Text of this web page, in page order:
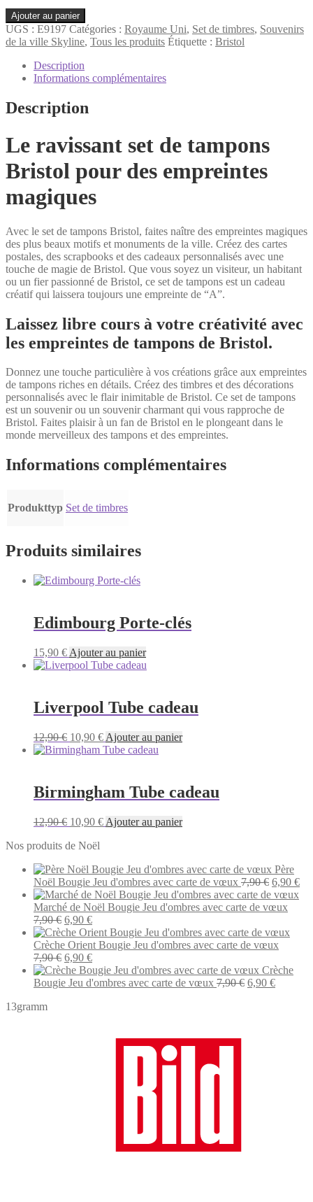
quantité
de
Bristol
timbres
Ajouter au panier
UGS : E9197 Catégories : Royaume Uni, Set de timbres, Souvenirs
de la ville Skyline, Tous les produits Étiquette : Bristol
Description
Informations complémentaires
Description
Le ravissant set de tampons
Bristol pour des empreintes
magiques
Avec le set de tampons Bristol, faites naître des empreintes magiques
des plus beaux motifs et monuments de la ville. Créez des cartes
postales, des scrapbooks et des cadeaux personnalisés avec une
touche de magie de Bristol. Que vous soyez un visiteur, un habitant
ou un fier passionné de Bristol, ce set de tampons est un cadeau
créatif qui laissera toujours une empreinte de “A”.
Laissez libre cours à votre créativité avec
les empreintes de tampons de Bristol.
Donnez une touche particulière à vos créations grâce aux empreintes
de tampons riches en détails. Créez des timbres et des décorations
personnalisés avec le flair inimitable de Bristol. Ce set de tampons
est un souvenir ou un souvenir charmant qui vous rapproche de
Bristol. Faites plaisir à un fan de Bristol en le plongeant dans le
monde merveilleux des tampons et des empreintes.
Informations complémentaires
Produkttyp Set de timbres
Produits similaires
Edimbourg Porte-clés
15,90 € Ajouter au panier
Liverpool Tube cadeau
12,90€ Le
prix
12,90 €.
10,90 €Le
prix
10,90 €.
Ajouter au panier
Birmingham Tube cadeau
12,90€ Le
initial
12,90 €.
10,90 €Le
10,90 €.
Ajouter au panier
Nos produits de Noël
Père
Noël Bougie Jeu d'ombres avec carte de vœux 7,90€ Le
prix
initial
7,90 €.
6,90 €Le
Marché de Noël Bougie Jeu d'ombres avec carte de vœux
7,90€ Le
prix
initial
était :
7,90 €.
6,90 €Le
prix
actuel
est :
6,90 €.
Crèche Orient Bougie Jeu d'ombres avec carte de vœux
7,90€ Le
prix
initial
6,90 €Le
prix
actuel
Crèche
Bougie Jeu d'ombres avec carte de vœux 7,90€ Le
6,90 €Le
13gramm